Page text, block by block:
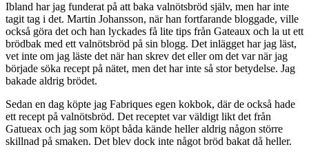
Ibland har jag funderat på att baka valnötsbröd själv, men har inte
tagit tag i det. Martin Johansson, när han fortfarande bloggade, ville
också göra det och han lyckades få lite tips från Gateaux och la ut ett
brödbak med ett valnötsbröd på sin blogg. Det inlägget har jag läst,
vet inte om jag läste det när han skrev det eller om det var när jag
började söka recept på nätet, men det har inte så stor betydelse. Jag
bakade aldrig brödet.
Sedan en dag köpte jag Fabriques egen kokbok, där de också hade
ett recept på valnötsbröd. Det receptet var väldigt likt det från
Gatueax och jag som köpt båda kände heller aldrig någon större
skillnad på smaken. Det blev dock inte något bröd bakat då heller.